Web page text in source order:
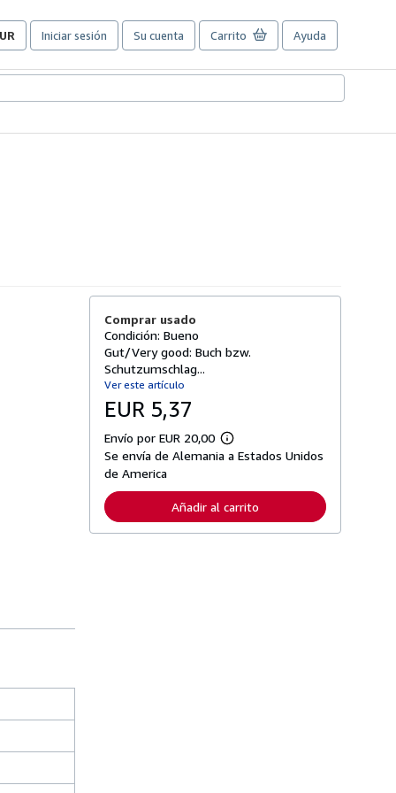
Iniciar sesión Su cuenta Carrito Ayuda
Comprar usado
Condición: Bueno
Gut/Very good: Buch bzw.
Schutzumschlag...
Ver este artículo
EUR 5,37
Envío por EUR 20,00
M
á
f
o
r
Se envía de Alemania a Estados Unidos
de America
Añadir al carrito